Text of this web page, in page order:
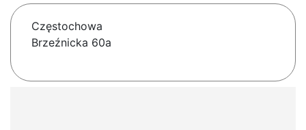
Częstochowa
Brzeźnicka 60a